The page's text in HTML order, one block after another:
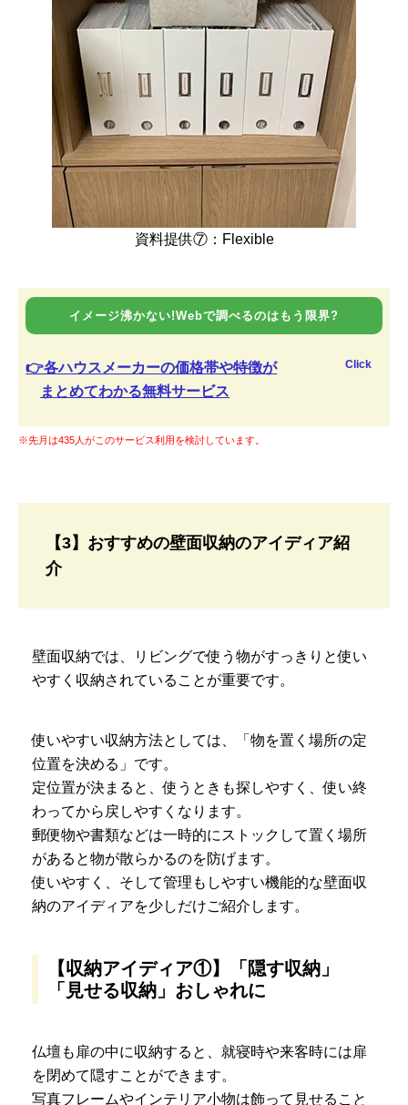
資料提供⑦：Flexible
イメージ沸かない!Webで調べるのはもう限界?
👉各ハウスメーカーの価格帯や特徴が
まとめてわかる無料サービス
Click
※先月は435人がこのサービス利用を検討しています。
【3】おすすめの壁面収納のアイディア紹
介
壁面収納では、リビングで使う物がすっきりと使い
やすく収納されていることが重要です。
使いやすい収納方法としては、「物を置く場所の定
位置を決める」です。
定位置が決まると、使うときも探しやすく、使い終
わってから戻しやすくなります。
郵便物や書類などは一時的にストックして置く場所
があると物が散らかるのを防げます。
使いやすく、そして管理もしやすい機能的な壁面収
納のアイディアを少しだけご紹介します。
【収納アイディア①】「隠す収納」
「見せる収納」おしゃれに
仏壇も扉の中に収納すると、就寝時や来客時には扉
を閉めて隠すことができます。
写真フレームやインテリア小物は飾って見せること